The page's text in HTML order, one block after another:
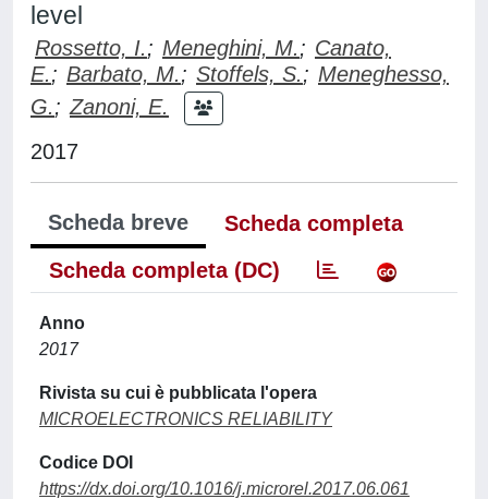
level
Rossetto, I.; Meneghini, M.; Canato,
E.; Barbato, M.; Stoffels, S.; Meneghesso,
G.; Zanoni, E.
2017
Scheda breve
Scheda completa
Scheda completa (DC)
Anno
2017
Rivista su cui è pubblicata l'opera
MICROELECTRONICS RELIABILITY
Codice DOI
https://dx.doi.org/10.1016/j.microrel.2017.06.061